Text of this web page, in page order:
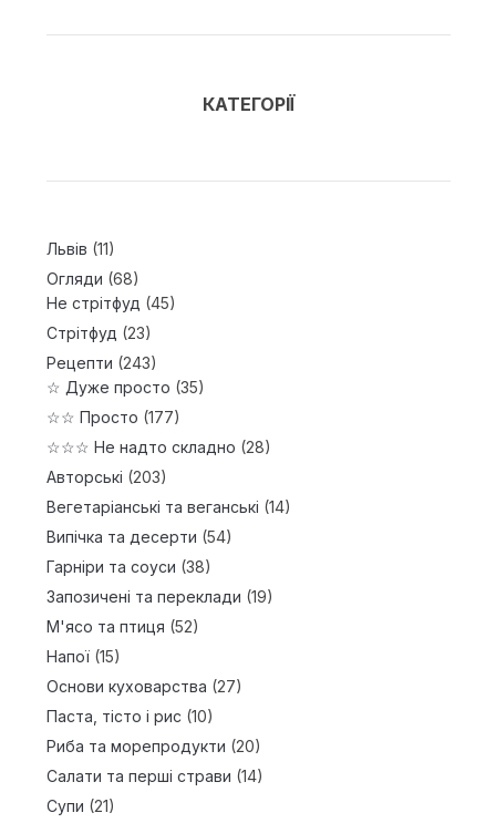
КАТЕГОРІЇ
Львів (11)
Огляди (68)
Не стрітфуд (45)
Стрітфуд (23)
Рецепти (243)
☆ Дуже просто (35)
☆☆ Просто (177)
☆☆☆ Не надто складно (28)
Авторські (203)
Вегетаріанські та веганські (14)
Випічка та десерти (54)
Гарніри та соуси (38)
Запозичені та переклади (19)
М'ясо та птиця (52)
Напої(15)
Основи куховарства (27)
Паста, тісто і рис (10)
Риба та морепродукти (20)
Салати та перші страви (14)
Супи (21)